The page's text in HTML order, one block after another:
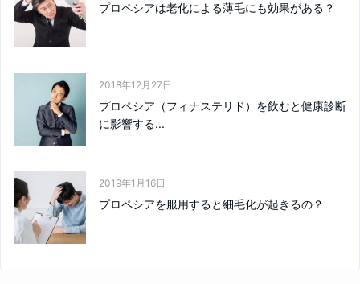
プロペシアは老化による薄毛にも効果がある？
2018年12月27日
プロペシア（フィナステリド）を飲むと健康診断
に影響する...
2019年1月16日
プロペシアを服用すると細毛化が起きるの？